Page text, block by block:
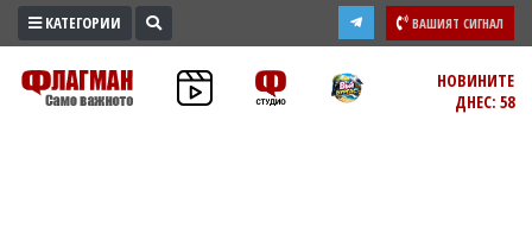
ПРОМО
ЗОНА
КАТЕГОРИИ ВАШИЯТ СИГНАЛ
НОВИНИТЕ
ДНЕС: 58